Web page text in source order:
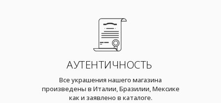
АУТЕНТИЧНОСТЬ
Все украшения нашего магазина
произведены в Италии, Бразилии, Мексике
как и заявлено в каталоге.